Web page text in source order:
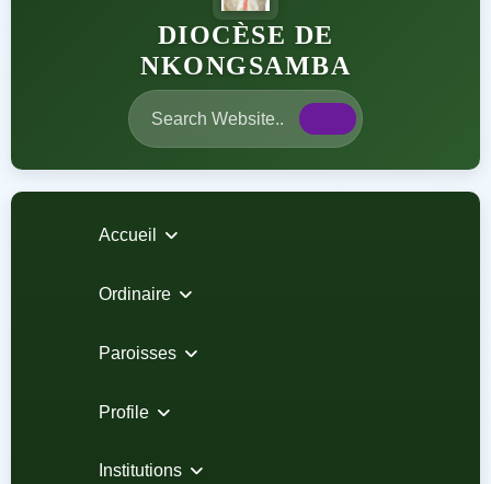
DIOCÈSE DE
NKONGSAMBA
Accueil
Ordinaire
Paroisses
Profile
Institutions